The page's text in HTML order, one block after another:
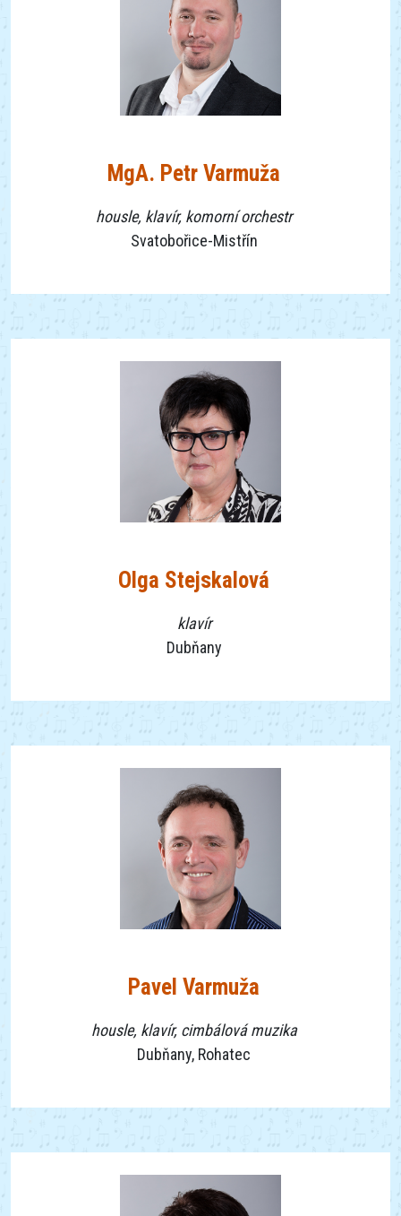
MgA. Petr Varmuža
housle, klavír, komorní orchestr
Svatobořice-Mistřín
Olga Stejskalová
klavír
Dubňany
Pavel Varmuža
housle, klavír, cimbálová muzika
Dubňany, Rohatec